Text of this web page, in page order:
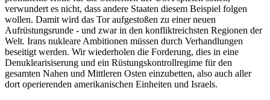
verwundert es nicht, dass andere Staaten diesem Beispiel folgen
wollen. Damit wird das Tor aufgestoßen zu einer neuen
Aufrüstungsrunde - und zwar in den konfliktreichsten Regionen der
Welt. Irans nukleare Ambitionen müssen durch Verhandlungen
beseitigt werden. Wir wiederholen die Forderung, dies in eine
Denuklearisiserung und ein Rüstungskontrollregime für den
gesamten Nahen und Mittleren Osten einzubetten, also auch aller
dort operierenden amerikanischen Einheiten und Israels.